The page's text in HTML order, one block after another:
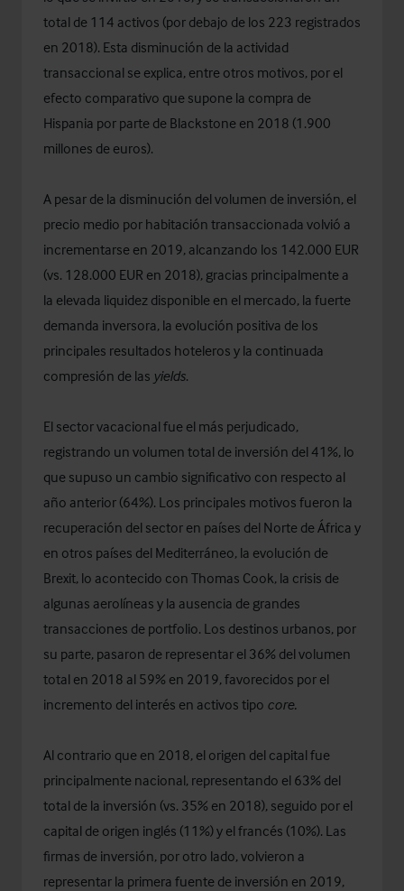
total de 114 activos (por debajo de los 223 registrados
en 2018). Esta disminución de la actividad
transaccional se explica, entre otros motivos, por el
efecto comparativo que supone la compra de
Hispania por parte de Blackstone en 2018 (1.900
millones de euros).
A pesar de la disminución del volumen de inversión, el
precio medio por habitación transaccionada volvió a
incrementarse en 2019, alcanzando los 142.000 EUR
(vs. 128.000 EUR en 2018), gracias principalmente a
la elevada liquidez disponible en el mercado, la fuerte
demanda inversora, la evolución positiva de los
principales resultados hoteleros y la continuada
compresión de las yields.
El sector vacacional fue el más perjudicado,
registrando un volumen total de inversión del 41%, lo
que supuso un cambio significativo con respecto al
año anterior (64%). Los principales motivos fueron la
recuperación del sector en países del Norte de África y
en otros países del Mediterráneo, la evolución de
Brexit, lo acontecido con Thomas Cook, la crisis de
algunas aerolíneas y la ausencia de grandes
transacciones de portfolio. Los destinos urbanos, por
su parte, pasaron de representar el 36% del volumen
total en 2018 al 59% en 2019, favorecidos por el
incremento del interés en activos tipo core.
Al contrario que en 2018, el origen del capital fue
principalmente nacional, representando el 63% del
total de la inversión (vs. 35% en 2018), seguido por el
capital de origen inglés (11%) y el francés (10%). Las
firmas de inversión, por otro lado, volvieron a
representar la primera fuente de inversión en 2019,